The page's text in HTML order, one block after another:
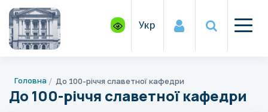
Укр
Головна До 100-річчя славетної кафедри
До 100-річчя славетної кафедри